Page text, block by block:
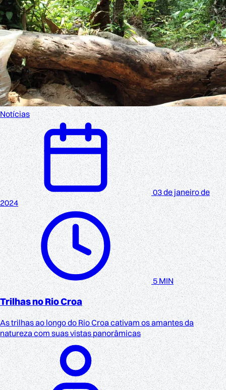
Notícias
03 de janeiro de
2024
5 MIN
Trilhas no Rio Croa
As trilhas ao longo do Rio Croa cativam os amantes da
natureza com suas vistas panorâmicas